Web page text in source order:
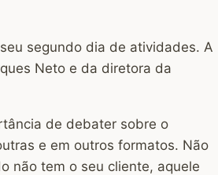
segundo dia de atividades. A
Neto e da diretora da
de debater sobre o
e em outros formatos. Não
não tem o seu cliente, aquele